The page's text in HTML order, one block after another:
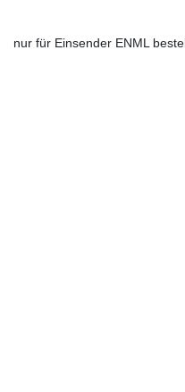
nur für Einsender ENML